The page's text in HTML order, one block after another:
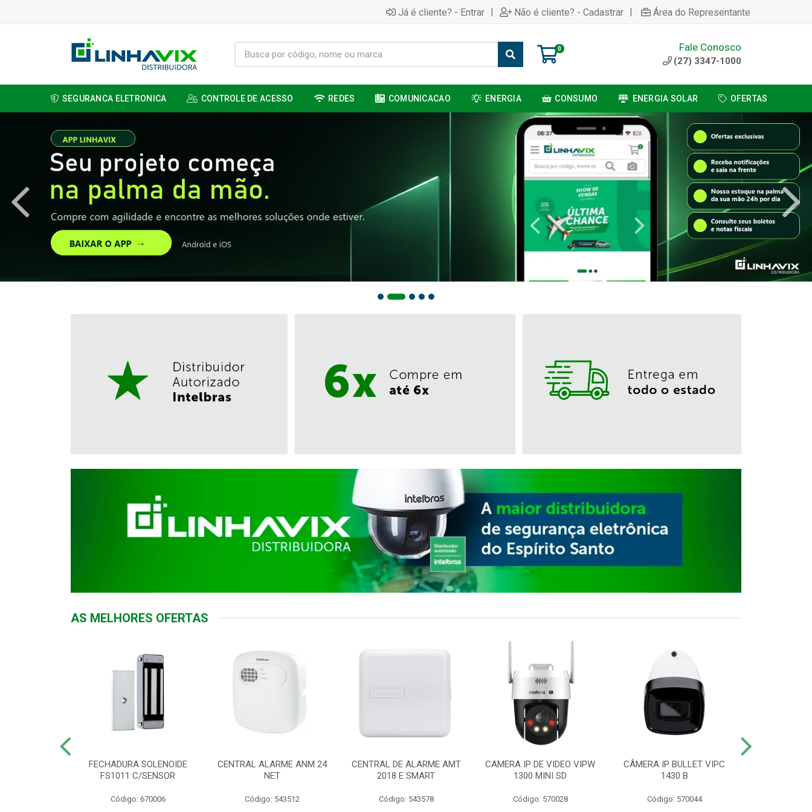
Já é cliente? - Entrar | Não é cliente? - Cadastrar | Área do Representante
0 Fale Conosco
(27) 3347-1000
SEGURANCA ELETRONICA CONTROLE DE ACESSO REDES COMUNICACAO ENERGIA CONSUMO ENERGIA SOLAR OFERTAS
AS MELHORES OFERTAS
FECHADURA SOLENOIDE
FS1011 C/SENSOR
Código: 670006
CENTRAL ALARME ANM 24
NET
Código: 543512
CENTRAL DE ALARME AMT
2018 E SMART
Código: 543578
CAMERA IP DE VIDEO VIPW
1300 MINI SD
Código: 570028
CÂMERA IP BULLET VIPC
1430 B
Código: 570044